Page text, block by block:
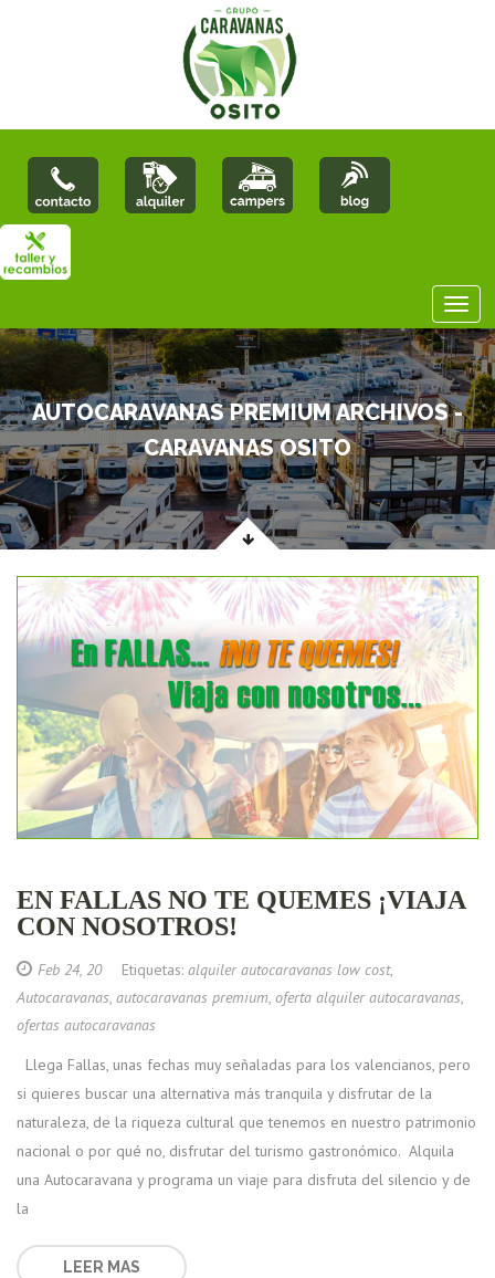
AUTOCARAVANAS PREMIUM ARCHIVOS -
CARAVANAS OSITO
EN FALLAS NO TE QUEMES ¡VIAJA
CON NOSOTROS!
Feb 24, 20Etiquetas: alquiler autocaravanas low cost,
Autocaravanas, autocaravanas premium, oferta alquiler autocaravanas,
ofertas autocaravanas
Llega Fallas, unas fechas muy señaladas para los valencianos, pero
si quieres buscar una alternativa más tranquila y disfrutar de la
naturaleza, de la riqueza cultural que tenemos en nuestro patrimonio
nacional o por qué no, disfrutar del turismo gastronómico. Alquila
una Autocaravana y programa un viaje para disfruta del silencio y de
la
LEER MAS